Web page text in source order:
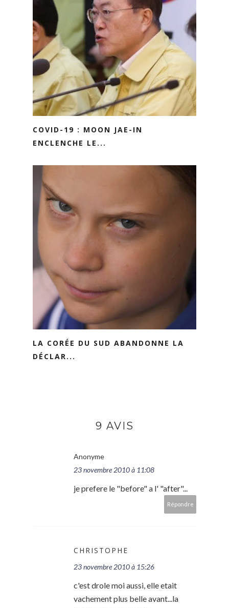
COVID-19 : MOON JAE-IN
ENCLENCHE LE...
LA CORÉE DU SUD ABANDONNE LA
DÉCLAR...
9 AVIS
Anonyme
23 novembre 2010 à 11:08
je prefere le "before" a l' "after"...
Répondre
CHRISTOPHE
23 novembre 2010 à 15:26
c'est drole moi aussi, elle etait
vachement plus belle avant...la